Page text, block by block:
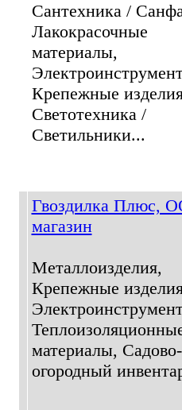
Сантехника /
Лакокрасочные
материалы,
Крепежные
Светотехника /
Светильники...
Гвоздилка Плюс,
магазин
Металлоизделия,
Крепежные
материалы, Садово-
огородный